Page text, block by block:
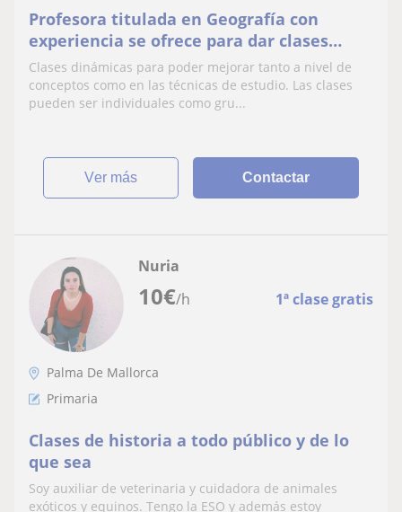
Profesora titulada en Geografía con
experiencia se ofrece para dar clases
particulares de primaria y ESO.
Clases dinámicas para poder mejorar tanto a nivel de
conceptos como en las técnicas de estudio. Las clases
pueden ser individuales como gru...
ver más Contactar
10€/h 1ª clase gratis
Nuria
Palma De Mallorca
Primaria
Clases de historia a todo público y de lo
que sea
Soy auxiliar de veterinaria y cuidadora de animales
exóticos y equinos. Tengo la ESO y además estoy